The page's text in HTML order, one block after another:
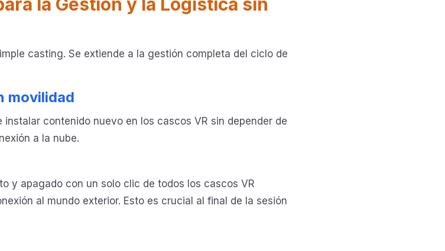
casting. Se extiende a la gestión completa del ciclo de
movilidad
instalar contenido nuevo en los cascos VR sin depender de
a la nube.
y apagado con un solo clic de todos los cascos VR
al mundo exterior. Esto es crucial al final de la sesión